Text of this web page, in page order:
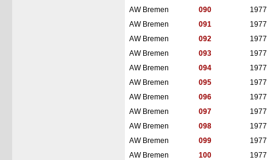
AW Bremen
090
1977
AW Bremen
091
1977
AW Bremen
092
1977
AW Bremen
093
1977
AW Bremen
094
1977
AW Bremen
095
1977
AW Bremen
096
1977
AW Bremen
097
1977
AW Bremen
098
1977
AW Bremen
099
1977
AW Bremen
100
1977